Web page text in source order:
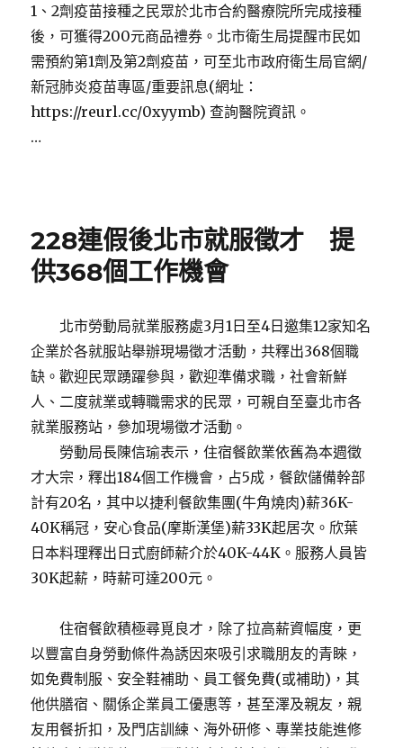
1、2劑疫苗接種之民眾於北市合約醫療院所完成接種
後，可獲得200元商品禮券。北市衛生局提醒市民如
需預約第1劑及第2劑疫苗，可至北市政府衛生局官網/
新冠肺炎疫苗專區/重要訊息(網址：
https://reurl.cc/0xyymb) 查詢醫院資訊。
…
228連假後北市就服徵才 提
供368個工作機會
北市勞動局就業服務處3月1日至4日邀集12家知名
企業於各就服站舉辦現場徵才活動，共釋出368個職
缺。歡迎民眾踴躍參與，歡迎準備求職，社會新鮮
人、二度就業或轉職需求的民眾，可親自至臺北市各
就業服務站，參加現場徵才活動。
勞動局長陳信瑜表示，住宿餐飲業依舊為本週徵
才大宗，釋出184個工作機會，占5成，餐飲儲備幹部
計有20名，其中以捷利餐飲集團(牛角燒肉)薪36K-
40K稱冠，安心食品(摩斯漢堡)薪33K起居次。欣葉
日本料理釋出日式廚師薪介於40K-44K。服務人員皆
30K起薪，時薪可達200元。
住宿餐飲積極尋覓良才，除了拉高薪資幅度，更
以豐富自身勞動條件為誘因來吸引求職朋友的青睞，
如免費制服、安全鞋補助、員工餐免費(或補助)，其
他供膳宿、關係企業員工優惠等，甚至澤及親友，親
友用餐折扣，及門店訓練、海外研修、專業技能進修